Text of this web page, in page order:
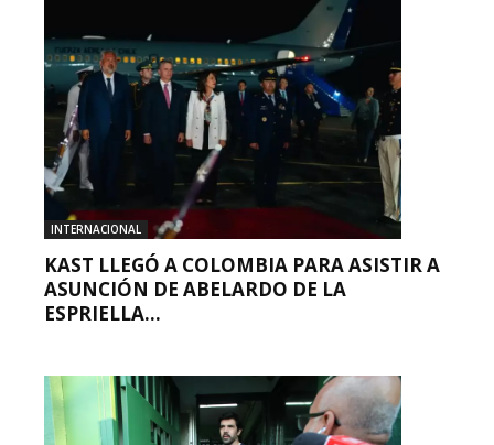
INTERNACIONAL
KAST LLEGÓ A COLOMBIA PARA ASISTIR A
ASUNCIÓN DE ABELARDO DE LA
ESPRIELLA...